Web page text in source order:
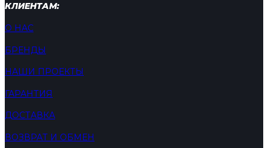
КЛИЕНТАМ:
О НАС
БРЕНДЫ
НАШИ ПРОЕКТЫ
ГАРАНТИЯ
ДОСТАВКА
ВОЗВРАТ И ОБМЕН